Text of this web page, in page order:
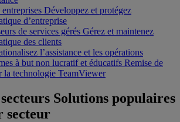
Développez et protégez
d’entreprise
de services gérés Gérez et maintenez
des clients
l’assistance et les opérations
à but non lucratif et éducatifs Remise de
la technologie TeamViewer
Solutions populaires
secteur